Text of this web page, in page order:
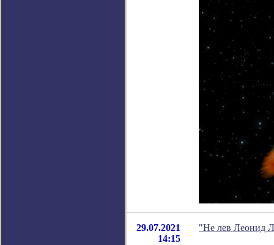
29.07.2021
14:15
"Не лев Леонид